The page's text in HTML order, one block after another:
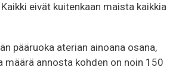
eivät kuitenkaan maista kaikkia
pääruoka aterian ainoana osana,
määrä annosta kohden on noin 150